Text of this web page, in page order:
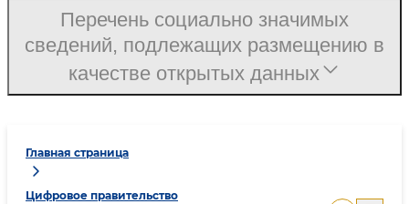
Главная страница
Цифровое правительство
Перечень социально значимых
сведений, подлежащих размещению в
качестве открытых данных